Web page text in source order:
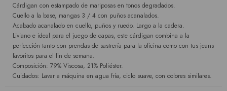
Cárdigan con estampado de mariposas en tonos degradados.
Cuello a la base, mangas 3 / 4 con puños acanalados.
Acabado acanalado en cuello, puños y ruedo. Largo a la cadera.
Liviano e ideal para el juego de capas, este cárdigan combina a la
perfección tanto con prendas de sastrería para la oficina como con tus jeans
favoritos para el fin de semana.
Composición: 79% Viscosa, 21% Poliéster.
Cuidados: Lavar a máquina en agua fría, ciclo suave, con colores similares.